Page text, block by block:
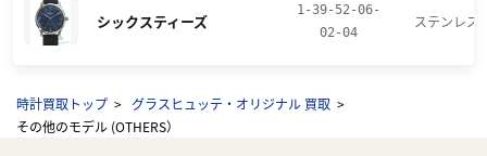
シックスティーズ
1-39-52-06-
02-04
ステンレス
時計買取トップ
グラスヒュッテ・オリジナル 買取
その他のモデル (OTHERS）